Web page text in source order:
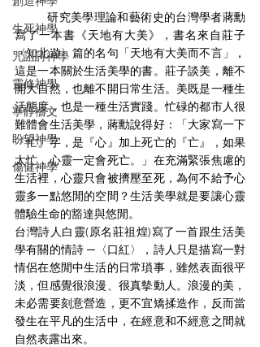
生死神學
咒詛詩神學
靈修神學
寧靜禱文
盼望神學
傷健神學
	研究美學理論和藝術史的台灣學者蔣勳
寫了一本書《天地有大美》，書名來自莊子
〈知北遊〉篇的名句「天地有大美而不言」，
這是一本關於生活美學的書。莊子談美，離不
開大自然，也離不開日常生活。美既是一種生
活態度，也是一種生活實踐。忙碌的都市人很
難體會生活美學，蔣勳說得好：「大家寫一下
『忙』字，是『心』加上死亡的『亡』，如果
太忙，心靈一定會死亡。」在充滿緊張焦慮的
生活裡，心靈只會被擠壓至死，為何不給予心
靈多一點悠閒的空間？生活美學就是要讓心靈
體驗生命的豁達與悠閒。
台灣詩人白靈(原名莊祖煌)寫了一首跟生活美
學有關的情詩 ─〈口紅〉，詩人只是描寫一對
情侶在悠閒中生活的日常瑣事，雖然表面很平
淡，但感覺很浪漫、很真摰動人。浪漫的美，
未必需要刻意營造，更不宜矯揉造作，反而當
發生在平凡的生活中，在經意和不經意之間就
自然表露出來。